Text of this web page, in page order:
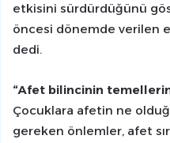
etkisini sürdürdüğünü
öncesi dönemde verilen
dedi.
“Afet bilincinin
Çocuklara afetin ne
gereken önlemler, afet